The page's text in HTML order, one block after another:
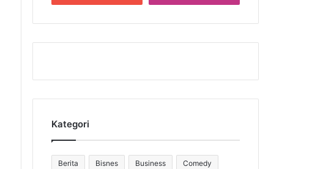
Kategori
Berita Bisnes Business Comedy